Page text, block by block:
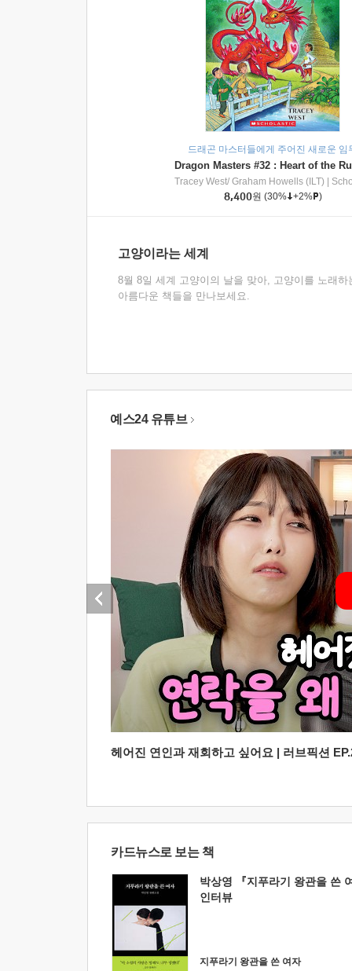
드래곤 마스터들에게 주어진 새로운 임
Tracey West/ Graham Howells (ILT)
8,400원 (30% +2% )
고양이라는 세계
8월 8일 세계 고양이의 날을 맞아, 고양이를 노래하
아름다운 책들을 만나보세요.
예스24 유튜브
헤어진 연인과 재회하고 싶어요 | 러브픽션
카드뉴스로 보는 책
박상영 『지푸라기 왕관을 쓴
인터뷰
지푸라기 왕관을 쓴 여자